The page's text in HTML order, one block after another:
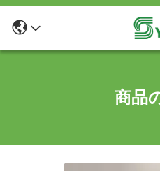
商品